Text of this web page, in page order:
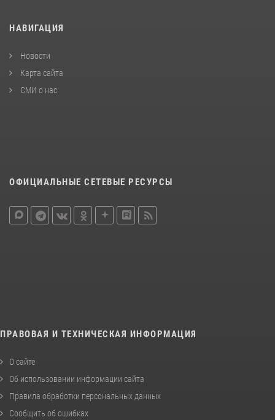
НАВИГАЦИЯ
Новости
Карта сайта
СМИ о нас
ОФИЦИАЛЬНЫЕ СЕТЕВЫЕ РЕСУРСЫ
ПРАВОВАЯ И ТЕХНИЧЕСКАЯ ИНФОРМАЦИЯ
О сайте
Об использовании информации сайта
Правила обработки персональных данных
Сообщить об ошибках